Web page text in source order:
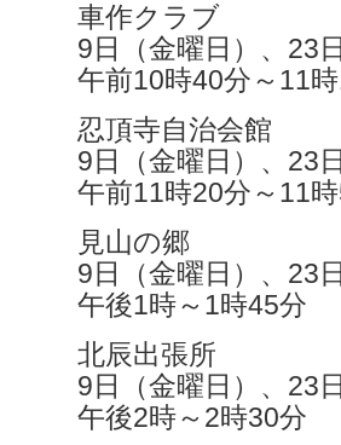
車作クラブ
9日（金曜日）、23
午前10時40分～11
忍頂寺自治会館
9日（金曜日）、23
午前11時20分～11
見山の郷
9日（金曜日）、23
午後1時～1時45分
北辰出張所
9日（金曜日）、23
午後2時～2時30分